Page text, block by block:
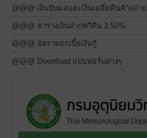
@@@ เงินปันผลและเงินเฉลี่ยคืนค้างจ่าย
@@@ ตารางเงินฝากทวีสิน 3.50%
@@@ อัตราดอกเบี้ยเงินกู้
@@@ Download แบบฟอร์มต่างๆ